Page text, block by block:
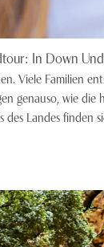
In Down
Viele Familien
genauso, wie die
Landes